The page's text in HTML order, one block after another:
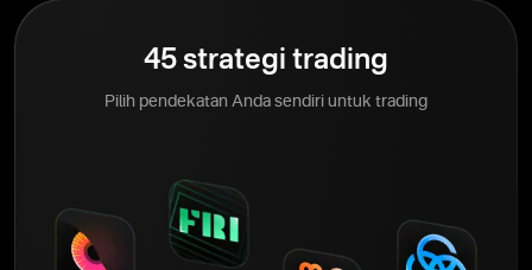
45 strategi trading
Pilih pendekatan Anda sendiri untuk trading